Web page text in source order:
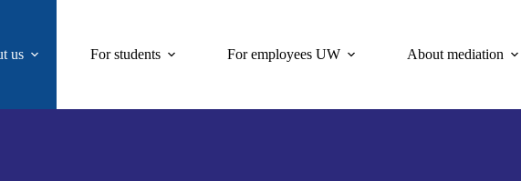
us For students For employees UW About mediation